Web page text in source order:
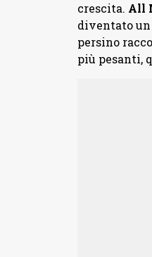
crescita. All
diventato un
persino
più pesanti,